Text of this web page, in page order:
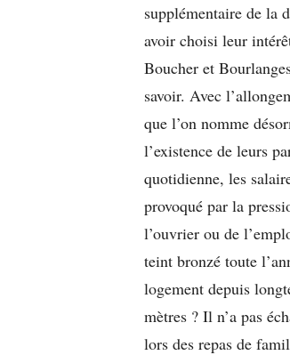
supplémentaire de la
avoir choisi leur
Boucher et
savoir. Avec
que l’on nomme
l’existence de leurs
quotidienne, les
provoqué par la
l’ouvrier ou de
teint bronzé toute
logement depuis
mètres ? Il n’a pas
lors des repas de